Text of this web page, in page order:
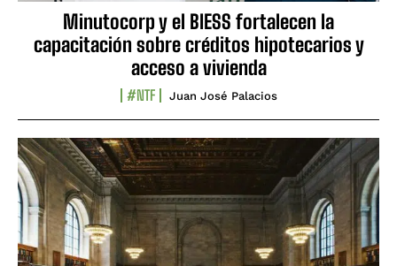
Minutocorp y el BIESS fortalecen la
capacitación sobre créditos hipotecarios y
acceso a vivienda
#NTF Juan José Palacios